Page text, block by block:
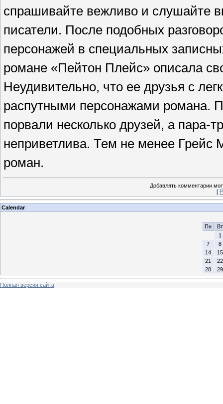
спрашивайте вежливо и слушайте
писатели. После подобных
персонажей в специальных
романе «Пейтон Плейс» описала
Неудивительно, что ее друзья с
распутными персонажами романа.
порвали несколько друзей, а пара-
неприветлива. Тем не менее Грейс
роман.
Добавлять комментарии
[
Calendar
Пн
Вт
1
7
8
14
15
21
22
28
29
Полная версия сайта